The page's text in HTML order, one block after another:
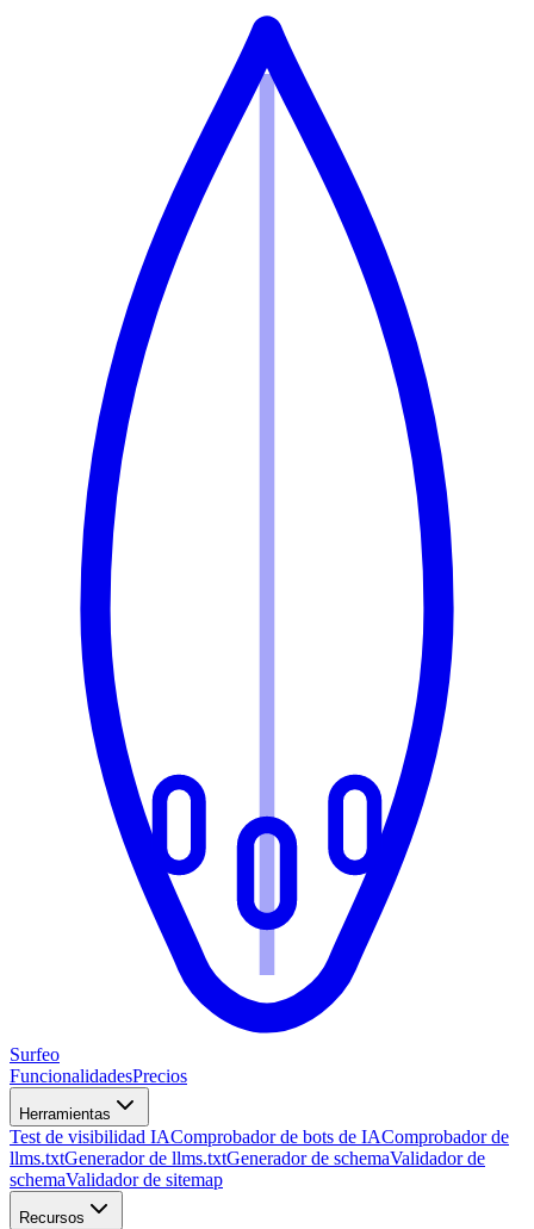
Surfeo
FuncionalidadesPrecios
Herramientas
Test de visibilidad IAComprobador de bots de IAComprobador de
llms.txtGenerador de llms.txtGenerador de schemaValidador de
schemaValidador de sitemap
Recursos